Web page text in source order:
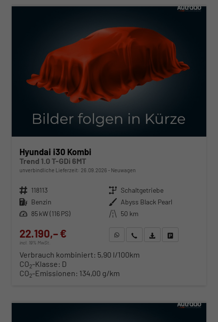
Hyundai i30 Kombi
Trend 1.0 T-GDi 6MT
unverbindliche Lieferzeit: 26.09.2026 Neuwagen
Fahrzeugnr. 118113 Getriebe Schaltgetriebe
Kraftstoff Benzin Außenfarbe Abyss Black Pearl
Leistung 85 kW (116 PS) Kilometerstand 50 km
22.190,– €
incl. 19% MwSt.
WhatsApp anfragen
Wir rufen Sie anFahrzeugexposé (PDF)
Verbrauch kombiniert: 5,90 l/100km
CO2-Klasse: D
CO2-Emissionen: 134,00 g/km